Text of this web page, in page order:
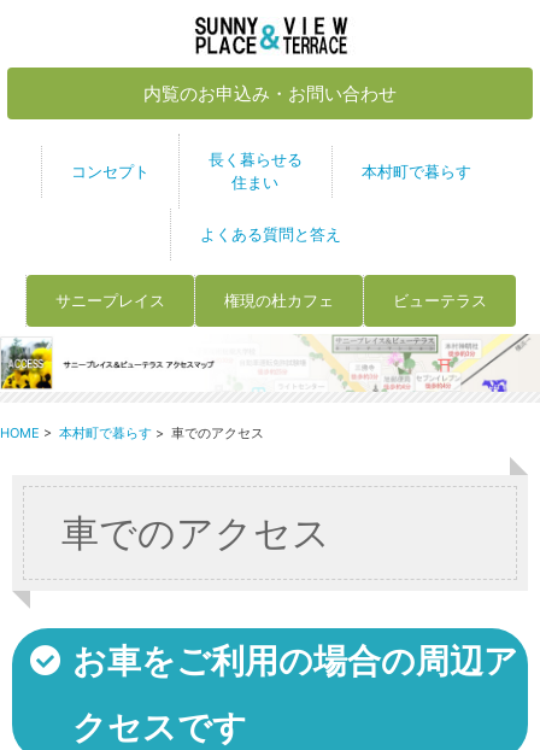
内覧のお申込み・お問い合わせ
コンセプト
長く暮らせる
住まい
本村町で暮らす
よくある質問と答え
サニープレイス 権現の杜カフェ ビューテラス
HOME > 本村町で暮らす > 車でのアクセス
車でのアクセス
お車をご利用の場合の周辺ア
クセスです